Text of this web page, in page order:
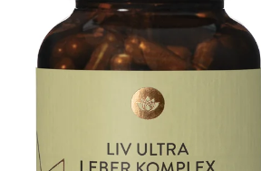
Mariendistel (Silybum marianum):
Silymarin davon 30% Silibinin, Extraktion
Ethanol, ohne sonst verwendetes Methanol
Kurkuma (Curcuma longa): Original
Extrakt mit mindestens 45%
Bestandteilen; höchste Bioverfügbarkeit
Technologie